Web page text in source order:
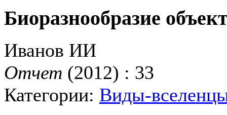
Биоразнообразие
Иванов ИИ
Отчет (2012) : 33
Категории: Виды-